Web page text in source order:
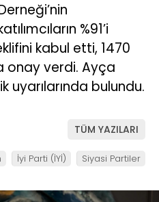
%91’i
kabul etti, 1470
onay verdi. Ayça
uyarılarında bulundu.
TÜM YAZILARI
İyi Parti (İYİ) Siyasi Partiler